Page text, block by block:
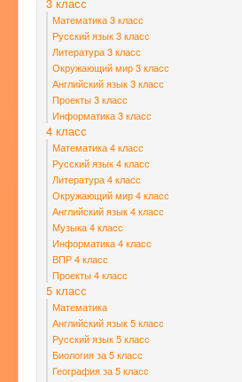
3 класс
Математика 3 класс
Русский язык 3 класс
Литература 3 класс
Окружающий мир 3 класс
Английский язык 3 класс
Проекты 3 класс
Информатика 3 класс
4 класс
Математика 4 класс
Русский язык 4 класс
Литература 4 класс
Окружающий мир 4 класс
Английский язык 4 класс
Музыка 4 класс
Информатика 4 класс
ВПР 4 класс
Проекты 4 класс
5 класс
Математика
Английский язык 5 класс
Русский язык 5 класс
Биология за 5 класс
География за 5 класс